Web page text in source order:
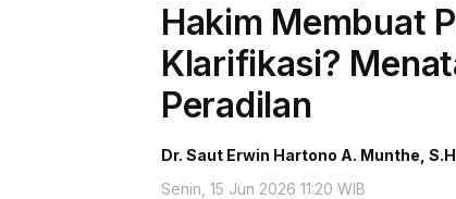
Hakim Membuat
Klarifikasi?
Peradilan
Dr. Saut Erwin Hartono A. Munthe,
Senin, 15 Jun 2026 11:20 WIB